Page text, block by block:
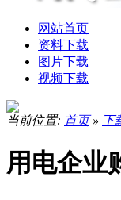
网站首页
资料下载
图片下载
视频下载
当前位置: 首页» 下
用电企业